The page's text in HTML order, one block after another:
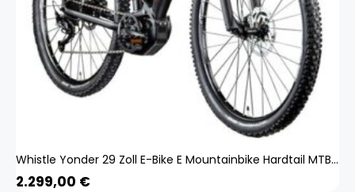
Whistle Yonder 29 Zoll E-Bike E Mountainbike Hardtail MTB Yamaha Pedelec Bike
2.299,00 €